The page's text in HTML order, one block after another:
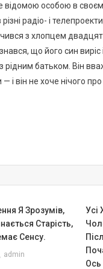
особою в
радіо- і
з хлопцем
що його син
батьком. Він
і він не хоче нічого
Я Зрозумів,
Старість,
Сенсу.
admin
Усі
Ось